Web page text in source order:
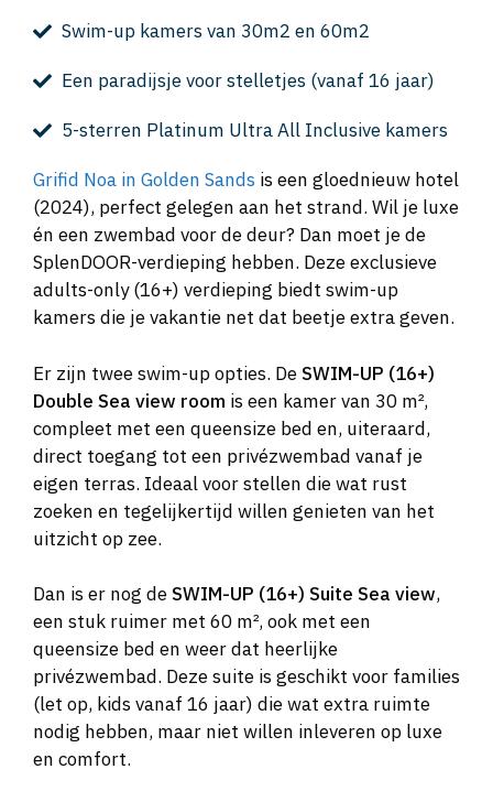
Swim-up kamers van 30m2 en 60m2
Een paradijsje voor stelletjes (vanaf 16 jaar)
5-sterren Platinum Ultra All Inclusive kamers
Grifid Noa in Golden Sands is een gloednieuw hotel
(2024), perfect gelegen aan het strand. Wil je luxe
én een zwembad voor de deur? Dan moet je de
SplenDOOR-verdieping hebben. Deze exclusieve
adults-only (16+) verdieping biedt swim-up
kamers die je vakantie net dat beetje extra geven.
Er zijn twee swim-up opties. DeSWIM-UP (16+)
Double Sea view room is een kamer van 30 m²,
compleet met een queensize bed en, uiteraard,
direct toegang tot een privézwembad vanaf je
eigen terras. Ideaal voor stellen die wat rust
zoeken en tegelijkertijd willen genieten van het
uitzicht op zee.
Dan is er nog deSWIM-UP (16+) Suite Sea view,
een stuk ruimer met 60 m², ook met een
queensize bed en weer dat heerlijke
privézwembad. Deze suite is geschikt voor families
(let op, kids vanaf 16 jaar) die wat extra ruimte
nodig hebben, maar niet willen inleveren op luxe
en comfort.